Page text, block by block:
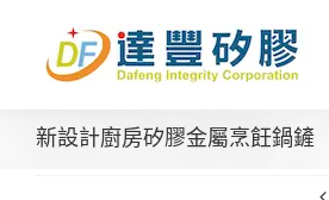
content
新設計廚房矽膠金屬烹飪鍋鏟